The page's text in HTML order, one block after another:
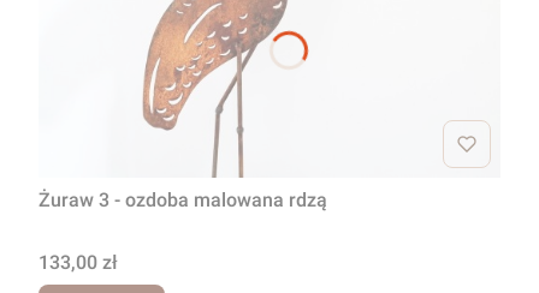
Żuraw 3 - ozdoba malowana rdzą
Cena
133,00 zł